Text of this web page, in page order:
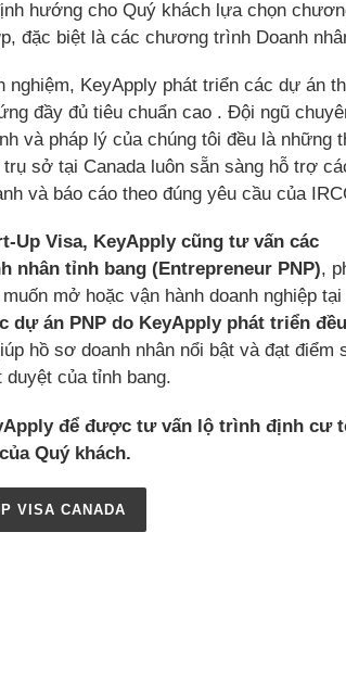
hướng cho Quý khách lựa chọn
đặc biệt là các chương trình Doanh
nghiệm, KeyApply phát triển các dự án
đầy đủ tiêu chuẩn cao . Đội ngũ
và pháp lý của chúng tôi đều là những
sở tại Canada luôn sẵn sàng hỗ trợ
và báo cáo theo đúng yêu cầu của
Up Visa, KeyApply cũng tư vấn các
nhân tỉnh bang (Entrepreneur PNP),
mở hoặc vận hành doanh nghiệp tại
dự án PNP do KeyApply phát triển
hồ sơ doanh nhân nổi bật và đạt điểm
của tỉnh bang.
để được tư vấn lộ trình định cư
Quý khách.
VISA CANADA